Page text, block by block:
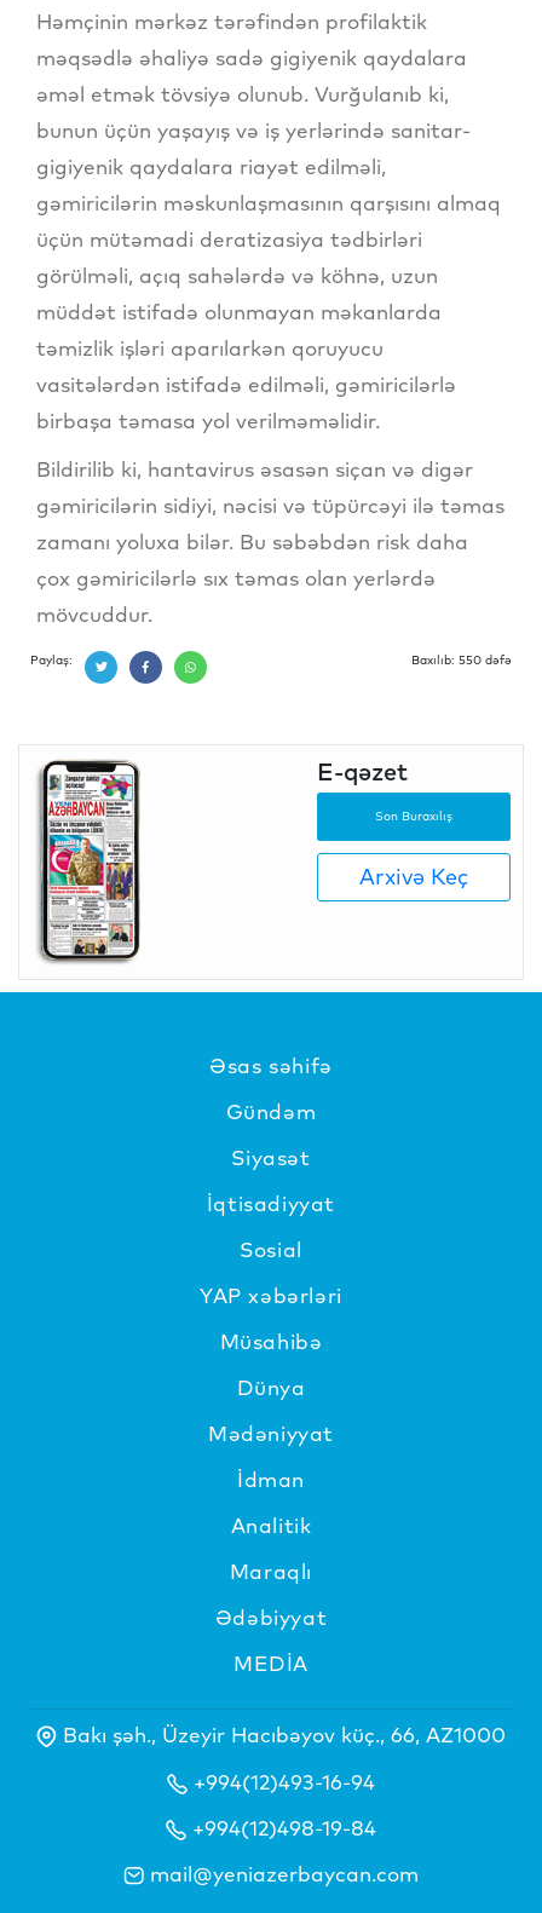
Həmçinin mərkəz tərəfindən profilaktik
məqsədlə əhaliyə sadə gigiyenik qaydalara
əməl etmək tövsiyə olunub. Vurğulanıb ki,
bunun üçün yaşayış və iş yerlərində sanitar-
gigiyenik qaydalara riayət edilməli,
gəmiricilərin məskunlaşmasının qarşısını almaq
üçün mütəmadi deratizasiya tədbirləri
görülməli, açıq sahələrdə və köhnə, uzun
müddət istifadə olunmayan məkanlarda
təmizlik işləri aparılarkən qoruyucu
vasitələrdən istifadə edilməli, gəmiricilərlə
birbaşa təmasa yol verilməməlidir.
Bildirilib ki, hantavirus əsasən siçan və digər
gəmiricilərin sidiyi, nəcisi və tüpürcəyi ilə təmas
zamanı yoluxa bilər. Bu səbəbdən risk daha
çox gəmiricilərlə sıx təmas olan yerlərdə
mövcuddur.
Paylaş: Baxılıb: 550 dəfə
E-qəzet
Son Buraxılış
Arxivə Keç
Əsas səhifə
Gündəm
Siyasət
İqtisadiyyat
Sosial
YAP xəbərləri
Müsahibə
Dünya
Mədəniyyat
İdman
Analitik
Maraqlı
Ədəbiyyat
MEDİA
Bakı şəh., Üzeyir Hacıbəyov küç., 66, AZ1000
+994(12)493-16-94
+994(12)498-19-84
mail@yeniazerbaycan.com